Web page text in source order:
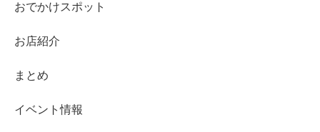
おでかけスポット
お店紹介
まとめ
イベント情報